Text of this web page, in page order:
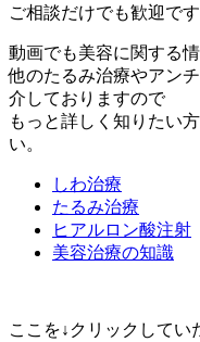
ご相談だけでも歓迎です
動画でも美容に関する
他のたるみ治療やアン
介しておりますので
もっと詳しく知りたい
い。
しわ治療
たるみ治療
ヒアルロン酸注射
美容治療の知識
ここを↓クリックしてい